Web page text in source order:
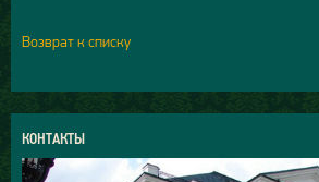
Возврат к списку
КОНТАКТЫ